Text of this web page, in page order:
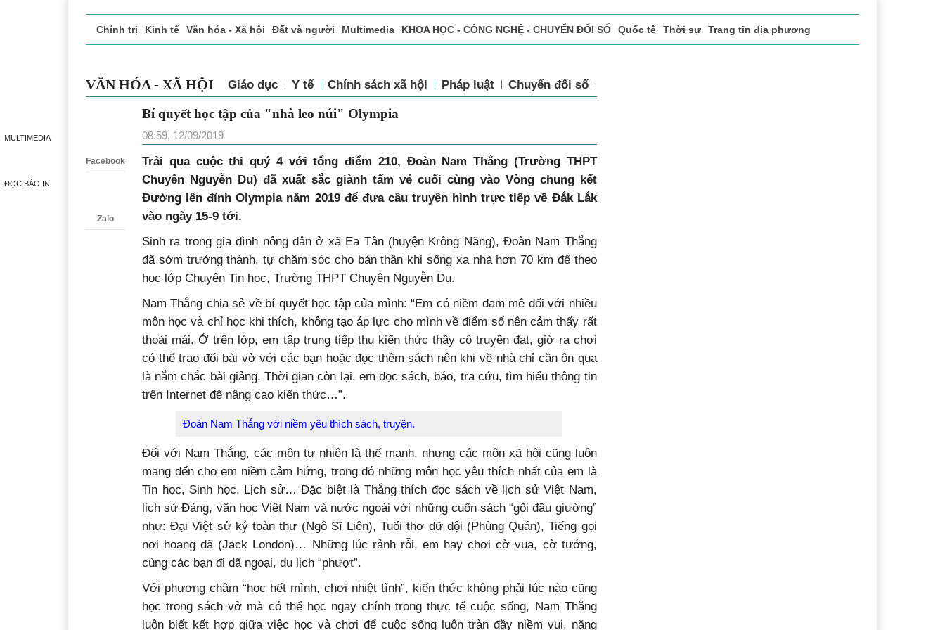
MULTIMEDIA
ĐỌC BÁO IN
Chính trị Kinh tế Văn hóa - Xã hội Đất và người Multimedia KHOA HỌC - CÔNG NGHỆ - CHUYỂN ĐỔI SỐ Quốc tế Thời sự Trang tin địa phương
VĂN HÓA - XÃ HỘI Giáo dục Y tế Chính sách xã hội Pháp luật Chuyển đổi số
Facebook
Zalo
Bí quyết học tập của "nhà leo núi" Olympia
08:59, 12/09/2019
Trải qua cuộc thi quý 4 với tổng điểm 210, Đoàn Nam Thắng (Trường THPT
Chuyên Nguyễn Du) đã xuất sắc giành tấm vé cuối cùng vào Vòng chung kết
Đường lên đỉnh Olympia năm 2019 để đưa cầu truyền hình trực tiếp về Đắk Lắk
vào ngày 15-9 tới.
Sinh ra trong gia đình nông dân ở xã Ea Tân (huyện Krông Năng), Đoàn Nam Thắng
đã sớm trưởng thành, tự chăm sóc cho bản thân khi sống xa nhà hơn 70 km để theo
học lớp Chuyên Tin học, Trường THPT Chuyên Nguyễn Du.
Nam Thắng chia sẻ về bí quyết học tập của mình: “Em có niềm đam mê đối với nhiều
môn học và chỉ học khi thích, không tạo áp lực cho mình về điểm số nên cảm thấy rất
thoải mái. Ở trên lớp, em tập trung tiếp thu kiến thức thầy cô truyền đạt, giờ ra chơi
có thể trao đổi bài vở với các bạn hoặc đọc thêm sách nên khi về nhà chỉ cần ôn qua
là nắm chắc bài giảng. Thời gian còn lại, em đọc sách, báo, tra cứu, tìm hiểu thông tin
trên Internet để nâng cao kiến thức…”.
Đoàn Nam Thắng với niềm yêu thích sách, truyện.
Đối với Nam Thắng, các môn tự nhiên là thế mạnh, nhưng các môn xã hội cũng luôn
mang đến cho em niềm cảm hứng, trong đó những môn học yêu thích nhất của em là
Tin học, Sinh học, Lịch sử… Đặc biệt là Thắng thích đọc sách về lịch sử Việt Nam,
lịch sử Đảng, văn học Việt Nam và nước ngoài với những cuốn sách “gối đầu giường”
như: Đại Việt sử ký toàn thư (Ngô Sĩ Liên), Tuổi thơ dữ dội (Phùng Quán), Tiếng gọi
nơi hoang dã (Jack London)… Những lúc rảnh rỗi, em hay chơi cờ vua, cờ tướng,
cùng các bạn đi dã ngoại, du lịch “phượt”.
Với phương châm “học hết mình, chơi nhiệt tình”, kiến thức không phải lúc nào cũng
học trong sách vở mà có thể học ngay chính trong thực tế cuộc sống, Nam Thắng
luôn biết kết hợp giữa việc học và chơi để cuộc sống luôn tràn đầy niềm vui, năng